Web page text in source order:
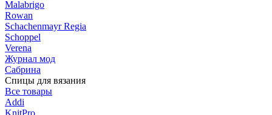
Malabrigo
Rowan
Schachenmayr Regia
Schoppel
Verena
Журнал мод
Сабрина
Спицы для вязания
Все товары
Addi
KnitPro